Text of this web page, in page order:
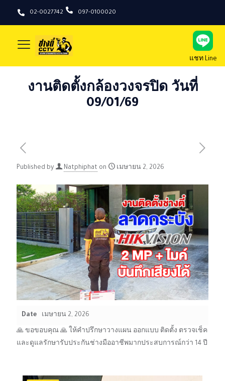
02-0027742 097-0100020
แชท Line
งานติดตั้งกล้องวงจรปิด วันที่
09/01/69
Published by Natphiphat on เมษายน 2, 2026
Date เมษายน 2, 2026
🙏 ขอขอบคุณ 🙏 ให้คำปรึกษาวางแผน ออกแบบ ติดตั้ง ตรวจเช็ค
และดูแลรักษารับประกันช่างมืออาชีพมากประสบการณ์กว่า 14 ปี